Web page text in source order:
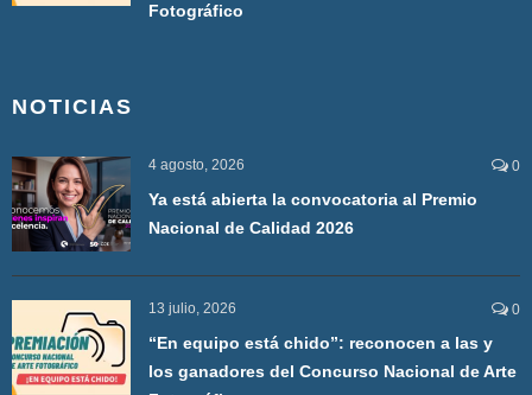
Fotográfico
NOTICIAS
4 agosto, 2026 0
Ya está abierta la convocatoria al Premio
Nacional de Calidad 2026
13 julio, 2026 0
“En equipo está chido”: reconocen a las y
los ganadores del Concurso Nacional de Arte